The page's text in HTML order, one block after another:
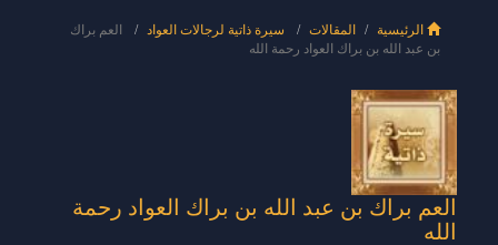
الرئيسية المقالات سيرة ذاتية لرجالات العواد
العم براك
بن عبد الله بن براك العواد رحمة الله
العم براك بن عبد الله بن براك العواد رحمة
الله